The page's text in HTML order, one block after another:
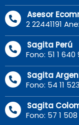
Asesor
2 22441191
Sagita Perú
Fono: 51 1 640
Sagita
Fono: 54 11
Sagita
Fono: 57 1